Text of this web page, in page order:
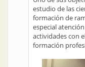
estudio de las
formación de
especial
actividades con
formación